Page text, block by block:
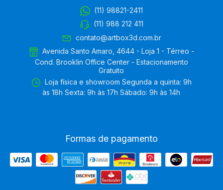
(11) 98821-2411
(11) 988 212 411
contato@artbox3d.com.br
Avenida Santo Amaro, 4644 - Loja 1 - Térreo -
Cond. Brooklin Office Center - Estacionamento
Gratuito
Loja física e showroom Segunda a quinta: 9h
às 18h Sexta: 9h às 17h Sábado: 9h às 14h
Formas de pagamento